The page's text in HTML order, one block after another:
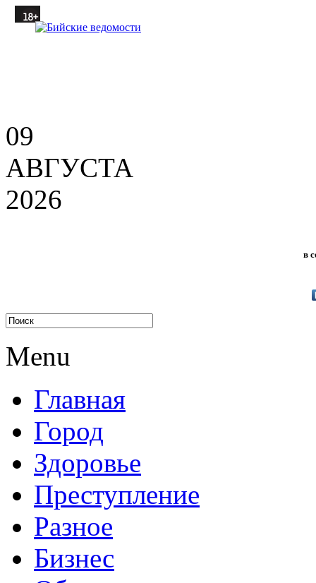
09
АВГУСТА
2026
в
Menu
Главная
Город
Здоровье
Преступление
Разное
Бизнес